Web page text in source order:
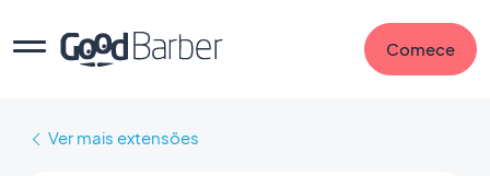
Comece
Ver mais extensões